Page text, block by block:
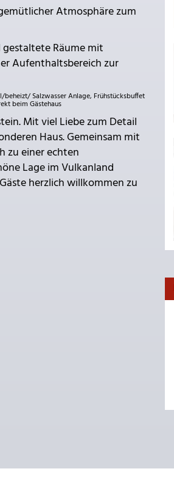
Atmosphäre zum
Räume mit
Aufenthaltsbereich zur
beheizt/ Salzwasser Anlage, Frühstücksbuffet
beim Gästehaus
Mit viel Liebe zum Detail
Haus. Gemeinsam mit
zu einer echten
Lage im Vulkanland
herzlich willkommen zu